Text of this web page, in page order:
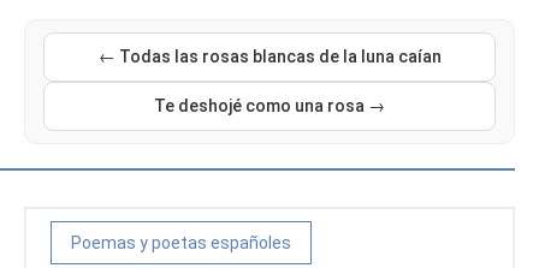
← Todas las rosas blancas de la luna caían
Te deshojé como una rosa →
Poemas y poetas españoles